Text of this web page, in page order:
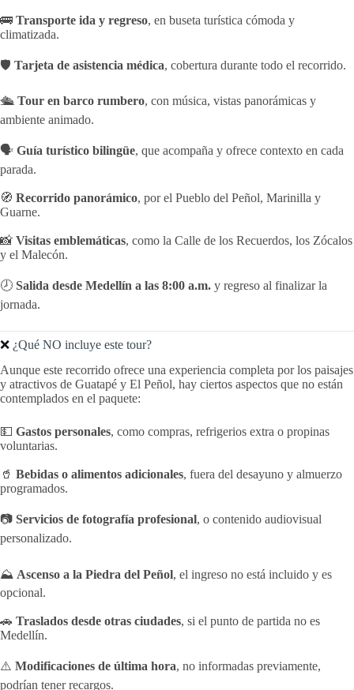
🚌 Transporte ida y regreso, en buseta turística cómoda y
climatizada.
🛡️ Tarjeta de asistencia médica, cobertura durante todo el recorrido.
🛳️ Tour en barco rumbero, con música, vistas panorámicas y
ambiente animado.
🗣️ Guía turístico bilingüe, que acompaña y ofrece contexto en cada
parada.
🧭 Recorrido panorámico, por el Pueblo del Peñol, Marinilla y
Guarne.
📸 Visitas emblemáticas, como la Calle de los Recuerdos, los Zócalos
y el Malecón.
🕗 Salida desde Medellín a las 8:00 a.m. y regreso al finalizar la
jornada.
❌ ¿Qué NO incluye este tour?
Aunque este recorrido ofrece una experiencia completa por los paisajes
y atractivos de Guatapé y El Peñol, hay ciertos aspectos que no están
contemplados en el paquete:
💵 Gastos personales, como compras, refrigerios extra o propinas
voluntarias.
🥤 Bebidas o alimentos adicionales, fuera del desayuno y almuerzo
programados.
📷 Servicios de fotografía profesional, o contenido audiovisual
personalizado.
⛰️ Ascenso a la Piedra del Peñol, el ingreso no está incluido y es
opcional.
🚗 Traslados desde otras ciudades, si el punto de partida no es
Medellín.
⚠️ Modificaciones de última hora, no informadas previamente,
podrían tener recargos.